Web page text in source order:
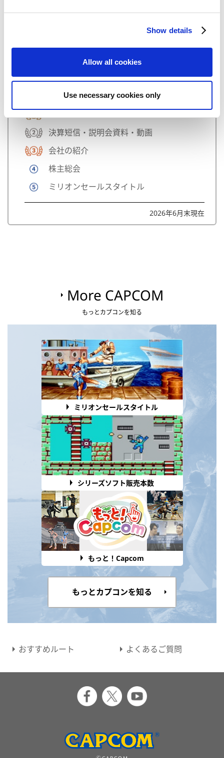
Show details
Allow all cookies
Use necessary cookies only
注目ページTOP5
決算短信・説明会資料・動画
会社の紹介
株主総会
ミリオンセールスタイトル
2026年6月末現在
More CAPCOM
もっとカプコンを知る
ミリオンセールスタイトル
シリーズソフト販売本数
もっと！Capcom
もっとカプコンを知る
おすすめルート よくあるご質問